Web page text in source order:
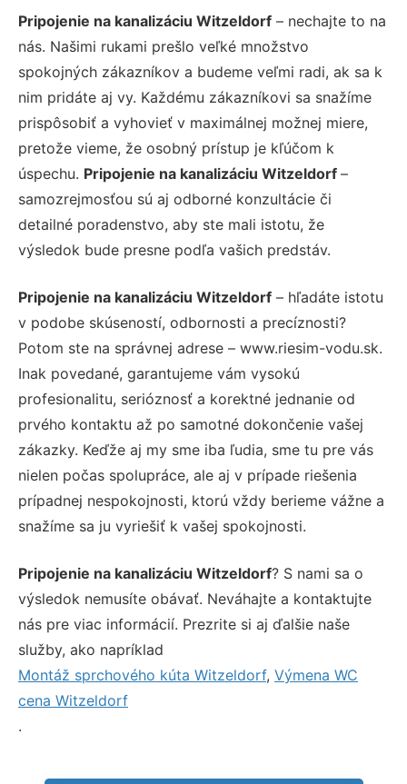
Pripojenie na kanalizáciu Witzeldorf – nechajte to na
nás. Našimi rukami prešlo veľké množstvo
spokojných zákazníkov a budeme veľmi radi, ak sa k
nim pridáte aj vy. Každému zákazníkovi sa snažíme
prispôsobiť a vyhovieť v maximálnej možnej miere,
pretože vieme, že osobný prístup je kľúčom k
úspechu. Pripojenie na kanalizáciu Witzeldorf –
samozrejmosťou sú aj odborné konzultácie či
detailné poradenstvo, aby ste mali istotu, že
výsledok bude presne podľa vašich predstáv.
Pripojenie na kanalizáciu Witzeldorf – hľadáte istotu
v podobe skúseností, odbornosti a precíznosti?
Potom ste na správnej adrese – www.riesim-vodu.sk.
Inak povedané, garantujeme vám vysokú
profesionalitu, serióznosť a korektné jednanie od
prvého kontaktu až po samotné dokončenie vašej
zákazky. Keďže aj my sme iba ľudia, sme tu pre vás
nielen počas spolupráce, ale aj v prípade riešenia
prípadnej nespokojnosti, ktorú vždy berieme vážne a
snažíme sa ju vyriešiť k vašej spokojnosti.
Pripojenie na kanalizáciu Witzeldorf? S nami sa o
výsledok nemusíte obávať. Neváhajte a kontaktujte
nás pre viac informácií. Prezrite si aj ďalšie naše
služby, ako napríklad
Montáž sprchového kúta Witzeldorf, Výmena WC
cena Witzeldorf
.